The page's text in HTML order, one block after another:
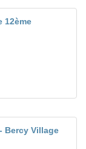
12ème
Bercy Village